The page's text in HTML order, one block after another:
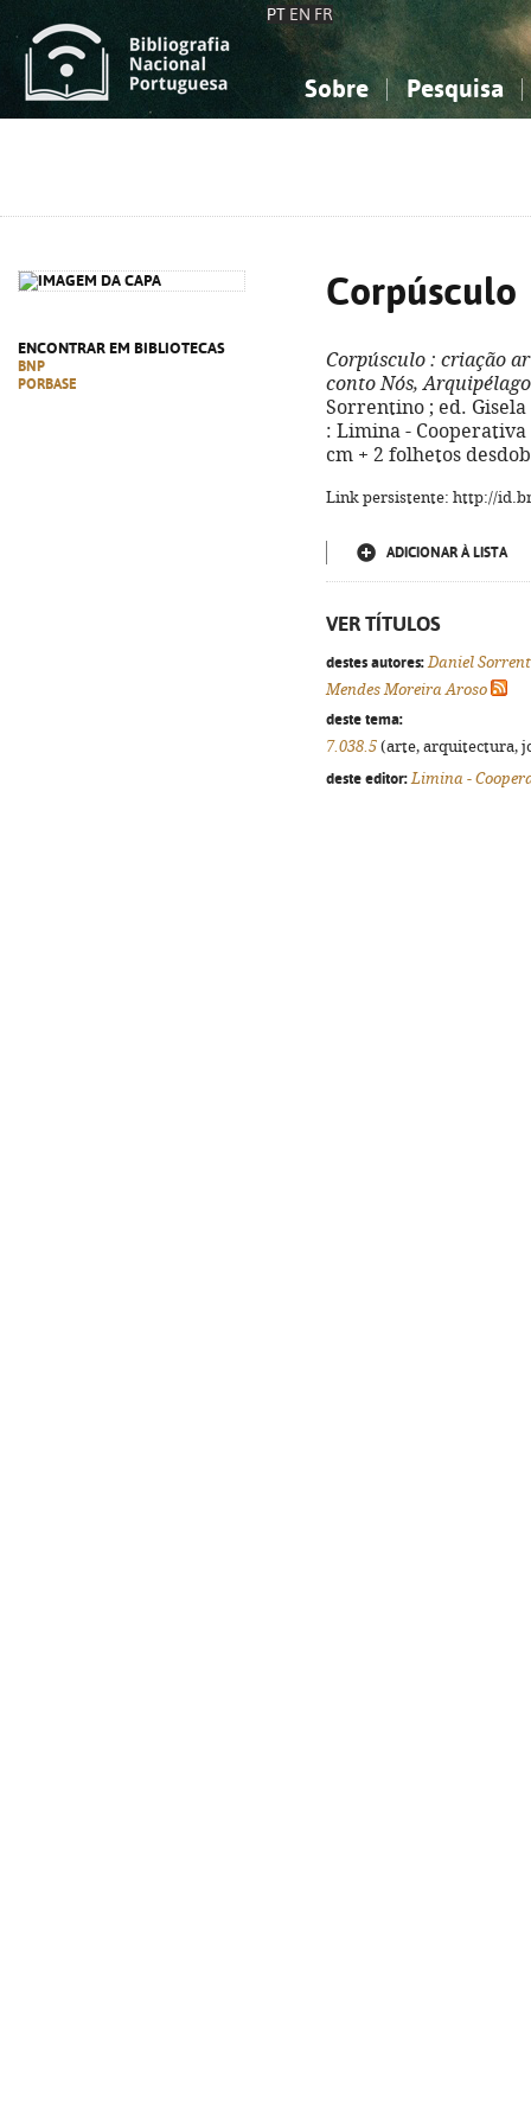
PT EN FR
Sobre Pesquisa
ENCONTRAR EM BIBLIOTECAS
BNP
PORBASE
Corpúsculo
Corpúsculo : criação
conto Nós,
Sorrentino ; ed.
: Limina -
cm + 2 folhetos
Link persistente: http://
ADICIONAR À LISTA
VER TÍTULOS
destes autores: Daniel
Mendes Moreira Aroso
deste tema:
7.038.5 (arte, arquitectura,
deste editor: Limina -